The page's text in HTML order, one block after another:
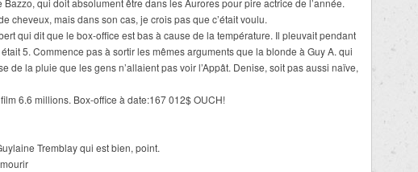
Bazzo, qui doit absolument être dans les Aurores pour pire actrice de l’année.
cheveux, mais dans son cas, je crois pas que c’était voulu.
qui dit que le box-office est bas à cause de la température. Il pleuvait pendant
5. Commence pas à sortir les mêmes arguments que la blonde à Guy A. qui
de la pluie que les gens n’allaient pas voir l’Appât. Denise, soit pas aussi naïve,
6.6 millions. Box-office à date:167 012$ OUCH!
Tremblay qui est bien, point.